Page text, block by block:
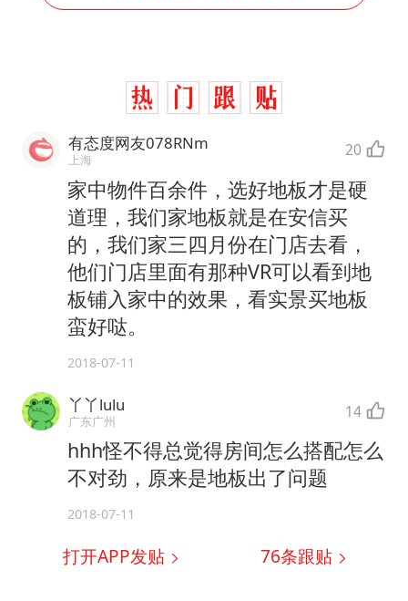
有态度网友078RNm
上海 20
家中物件百余件，选好地板才是硬
道理，我们家地板就是在安信买
的，我们家三四月份在门店去看，
他们门店里面有那种VR可以看到地
板铺入家中的效果，看实景买地板
蛮好哒。
2018-07-11
丫丫lulu
广东广州 14
hhh怪不得总觉得房间怎么搭配怎么
不对劲，原来是地板出了问题
2018-07-11
打开APP发贴 76条跟贴